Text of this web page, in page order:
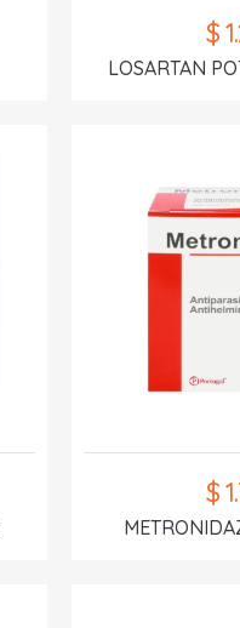
$
LOSARTAN
$